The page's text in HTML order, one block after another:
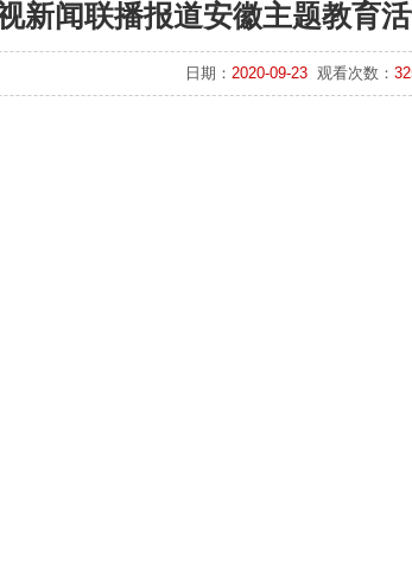
新闻联播报道安徽主题教育
日期： 2020-09-23 观看次数：